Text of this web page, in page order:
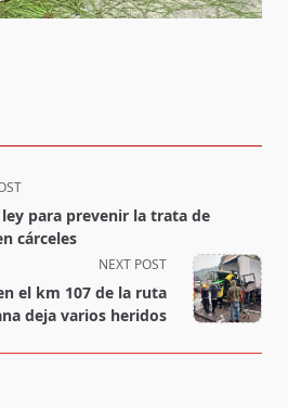
para prevenir la trata de
cárceles
NEXT POST
el km 107 de la ruta
deja varios heridos